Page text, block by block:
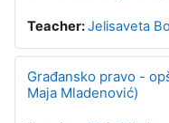
Teacher:Jelisaveta
Građansko pravo -
Maja Mladenović)